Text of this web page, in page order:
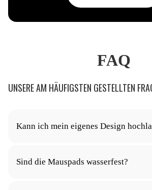
FAQ
UNSERE AM HÄUFIGSTEN GESTELLTEN
Kann ich mein eigenes Design
Vorstellungen gestalten! Lade dein
Design einfach hoch, und wir
Sind die Mauspads wasserfest?